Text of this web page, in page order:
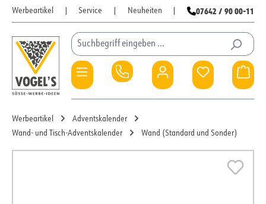
Zum Hauptinhalt springen
Werbeartikel Service Neuheiten 07642 / 90 00-11
Du hast 0
Werbeartikel
Adventskalender
Wand- und Tisch-Adventskalender
Wand (Standard und Sonder)